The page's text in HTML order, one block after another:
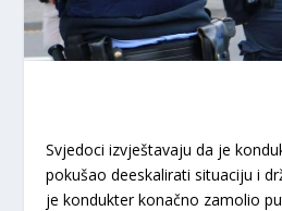
Svjedoci izvještavaju da je
pokušao deeskalirati situaciju i
je kondukter konačno zamolio